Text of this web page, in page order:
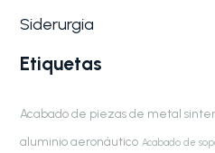
Siderurgia
Etiquetas
Acabado de piezas de metal
aluminio aeronáutico Acabado de